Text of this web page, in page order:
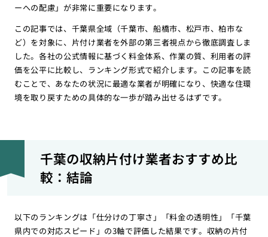
ーへの配慮」が非常に重要になります。
この記事では、千葉県全域（千葉市、船橋市、松戸市、柏市な
ど）を対象に、片付け業者を外部の第三者視点から徹底調査しま
した。各社の公式情報に基づく料金体系、作業の質、利用者の評
価を公平に比較し、ランキング形式で紹介します。この記事を読
むことで、あなたの状況に最適な業者が明確になり、快適な住環
境を取り戻すための具体的な一歩が踏み出せるはずです。
千葉の収納片付け業者おすすめ比
較：結論
以下のランキングは「仕分けの丁寧さ」「料金の透明性」「千葉
県内での対応スピード」の3軸で評価した結果です。収納の片付